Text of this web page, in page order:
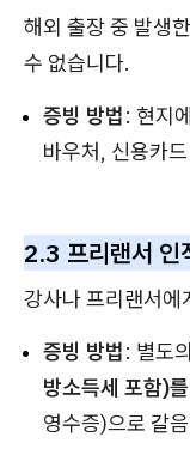
해외 출장 중 발생
수 없습니다.
증빙 방법: 현지
바우처, 신용카
2.3 프리랜서 인
강사나 프리랜서에
증빙 방법: 별도
방소득세 포함)
영수증)으로 갈